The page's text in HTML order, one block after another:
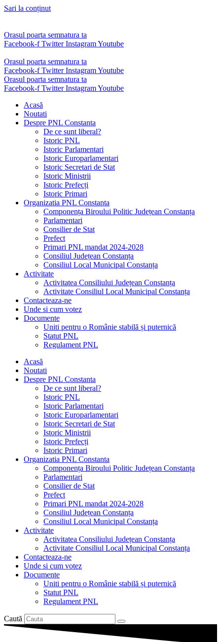
Sari la conținut
Orasul poarta semnatura ta
Facebook-f Twitter InstagramYoutube
Orasul poarta semnatura ta
Facebook-f Twitter InstagramYoutube
Orasul poarta semnatura ta
Facebook-f Twitter InstagramYoutube
Acasă
Noutati
Despre PNL Constanta
De ce sunt liberal?
Istoric PNL
Istoric Parlamentari
Istoric Europarlamentari
Istoric Secretari de Stat
Istoric Ministrii
Istoric Prefecți
Istoric Primari
Organizatia PNL Constanta
Componența Biroului Politic Județean Constanța
Parlamentari
Consilier de Stat
Prefect
Primari PNL mandat 2024-2028
Consiliul Județean Constanța
Consiliul Local Municipal Constanța
Activitate
Activitatea Consiliului Județean Constanța
Activitate Consiliul Local Municipal Constanța
Contacteaza-ne
Unde si cum votez
Documente
Uniti pentru o Românie stabilă și puternică
Statut PNL
Regulament PNL
Acasă
Noutati
Despre PNL Constanta
De ce sunt liberal?
Istoric PNL
Istoric Parlamentari
Istoric Europarlamentari
Istoric Secretari de Stat
Istoric Ministrii
Istoric Prefecți
Istoric Primari
Organizatia PNL Constanta
Componența Biroului Politic Județean Constanța
Parlamentari
Consilier de Stat
Prefect
Primari PNL mandat 2024-2028
Consiliul Județean Constanța
Consiliul Local Municipal Constanța
Activitate
Activitatea Consiliului Județean Constanța
Activitate Consiliul Local Municipal Constanța
Contacteaza-ne
Unde si cum votez
Documente
Uniti pentru o Românie stabilă și puternică
Statut PNL
Regulament PNL
Caută